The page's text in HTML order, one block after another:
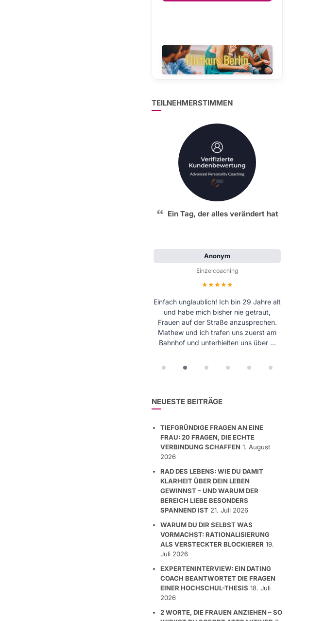
TEILNEHMERSTIMMEN
Ein Tag, der alles verändert hat
Anonym
Einzelcoaching
Bewertung: 5 von 5 Sternen
Einfach unglaublich! Ich bin 29 Jahre alt
und habe mich bisher nie getraut,
Frauen auf der Straße anzusprechen.
Mathew und ich trafen uns zuerst am
Bahnhof und unterhielten uns über …
NEUESTE BEITRÄGE
TIEFGRÜNDIGE FRAGEN AN EINE
FRAU: 20 FRAGEN, DIE ECHTE
VERBINDUNG SCHAFFEN 1. August
2026
RAD DES LEBENS: WIE DU DAMIT
KLARHEIT ÜBER DEIN LEBEN
GEWINNST – UND WARUM DER
BEREICH LIEBE BESONDERS
SPANNEND IST 21. Juli 2026
WARUM DU DIR SELBST WAS
VORMACHST: RATIONALISIERUNG
ALS VERSTECKTER BLOCKIERER 19.
Juli 2026
EXPERTENINTERVIEW: EIN DATING
COACH BEANTWORTET DIE FRAGEN
EINER HOCHSCHUL-THESIS 18. Juli
2026
2 WORTE, DIE FRAUEN ANZIEHEN – SO